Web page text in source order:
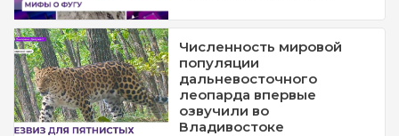
Численность мировой
популяции
дальневосточного
леопарда впервые
озвучили во
Владивостоке